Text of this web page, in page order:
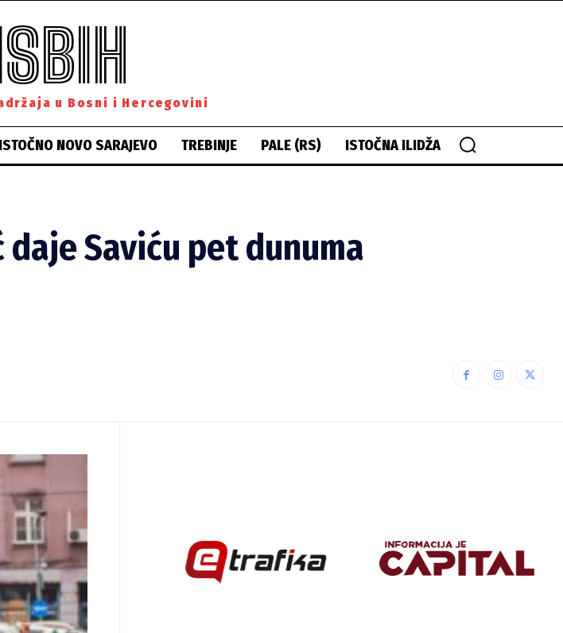
u Bosni i Hercegovini
ISTOČNO NOVO SARAJEVO TREBINJE PALE (RS) ISTOČNA ILIDŽA
Saviću pet dunuma